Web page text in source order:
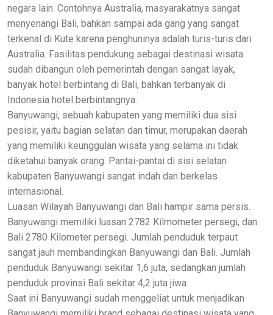
negara lain. Contohnya Australia, masyarakatnya sangat
menyenangi Bali, bahkan sampai ada gang yang sangat
terkenal di Kute karena penghuninya adalah turis-turis dari
Australia. Fasilitas pendukung sebagai destinasi wisata
sudah dibangun oleh pemerintah dengan sangat layak,
banyak hotel berbintang di Bali, bahkan terbanyak di
Indonesia hotel berbintangnya.
Banyuwangi, sebuah kabupaten yang memiliki dua sisi
pesisir, yaitu bagian selatan dan timur, merupakan daerah
yang memiliki keunggulan wisata yang selama ini tidak
diketahui banyak orang. Pantai-pantai di sisi selatan
kabupaten Banyuwangi sangat indah dan berkelas
internasional.
Luasan Wilayah Banyuwangi dan Bali hampir sama persis.
Banyuwangi memiliki luasan 2782 Kilmometer persegi, dan
Bali 2780 Kilometer persegi. Jumlah penduduk terpaut
sangat jauh membandingkan Banyuwangi dan Bali. Jumlah
penduduk Banyuwangi sekitar 1,6 juta, sedangkan jumlah
penduduk provinsi Bali sekitar 4,2 juta jiwa.
Saat ini Banyuwangi sudah menggeliat untuk menjadikan